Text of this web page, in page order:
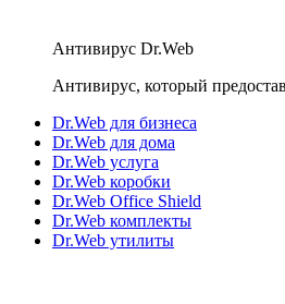
Антивирус Dr.Web
Антивирус, который
Dr.Web для бизнеса
Dr.Web для дома
Dr.Web услуга
Dr.Web коробки
Dr.Web Office Shield
Dr.Web комплекты
Dr.Web утилиты